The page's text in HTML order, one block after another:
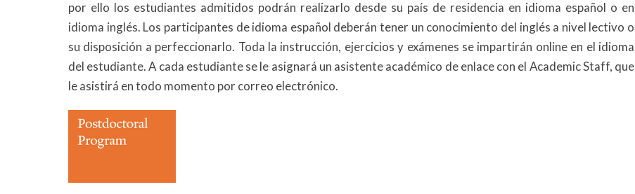
por ello los estudiantes admitidos podrán realizarlo desde su país de residencia en idioma español o en
idioma inglés. Los participantes de idioma español deberán tener un conocimiento del inglés a nivel lectivo o
su disposición a perfeccionarlo. Toda la instrucción, ejercicios y exámenes se impartirán online en el idioma
del estudiante. A cada estudiante se le asignará un asistente académico de enlace con el Academic Staff, que
le asistirá en todo momento por correo electrónico.